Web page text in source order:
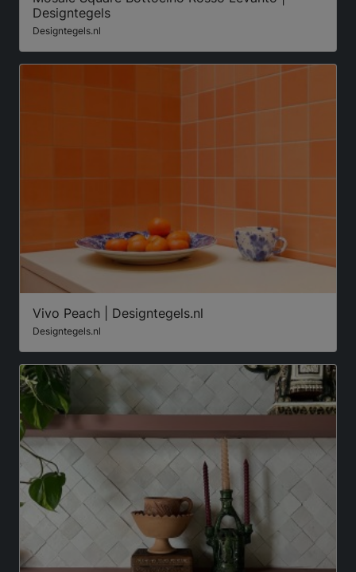
Designtegels
Designtegels.nl
Vivo Peach | Designtegels.nl
Designtegels.nl